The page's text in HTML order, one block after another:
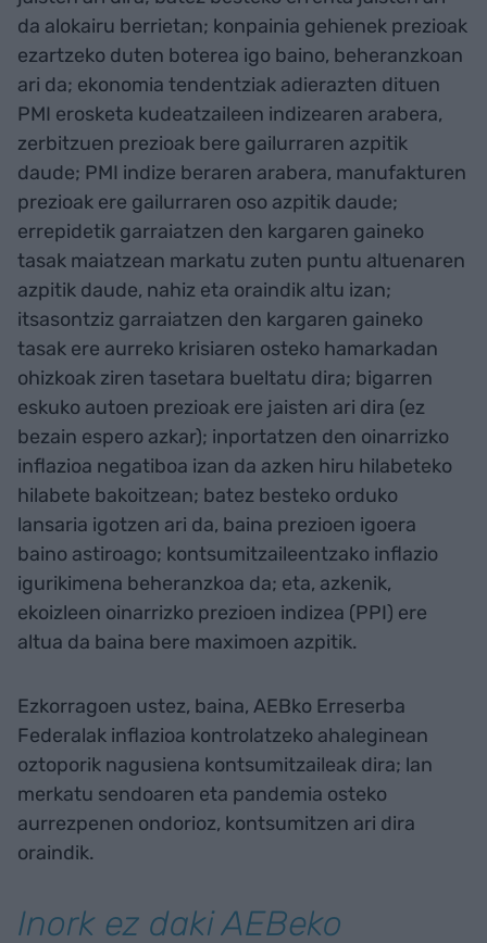
da alokairu berrietan; konpainia gehienek prezioak
ezartzeko duten boterea igo baino, beheranzkoan
ari da; ekonomia tendentziak adierazten dituen
PMI erosketa kudeatzaileen indizearen arabera,
zerbitzuen prezioak bere gailurraren azpitik
daude; PMI indize beraren arabera, manufakturen
prezioak ere gailurraren oso azpitik daude;
errepidetik garraiatzen den kargaren gaineko
tasak maiatzean markatu zuten puntu altuenaren
azpitik daude, nahiz eta oraindik altu izan;
itsasontziz garraiatzen den kargaren gaineko
tasak ere aurreko krisiaren osteko hamarkadan
ohizkoak ziren tasetara bueltatu dira; bigarren
eskuko autoen prezioak ere jaisten ari dira (ez
bezain espero azkar); inportatzen den oinarrizko
inflazioa negatiboa izan da azken hiru hilabeteko
hilabete bakoitzean; batez besteko orduko
lansaria igotzen ari da, baina prezioen igoera
baino astiroago; kontsumitzaileentzako inflazio
igurikimena beheranzkoa da; eta, azkenik,
ekoizleen oinarrizko prezioen indizea (PPI) ere
altua da baina bere maximoen azpitik.
Ezkorragoen ustez, baina, AEBko Erreserba
Federalak inflazioa kontrolatzeko ahaleginean
oztoporik nagusiena kontsumitzaileak dira; lan
merkatu sendoaren eta pandemia osteko
aurrezpenen ondorioz, kontsumitzen ari dira
oraindik.
Inork ez daki AEBeko